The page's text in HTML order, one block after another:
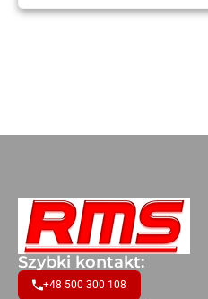
Szybki kontakt:
+48 500 300 108